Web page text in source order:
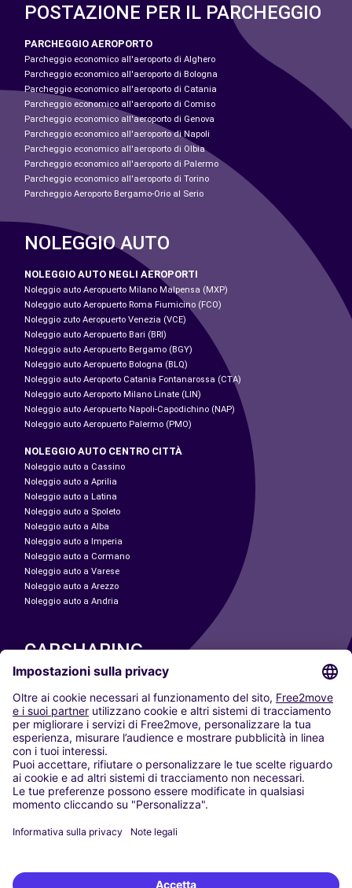
POSTAZIONE PER IL PARCHEGGIO
PARCHEGGIO AEROPORTO
Parcheggio economico all'aeroporto di Alghero
Parcheggio economico all'aeroporto di Bologna
Parcheggio economico all'aeroporto di Catania
Parcheggio economico all'aeroporto di Comiso
Parcheggio economico all'aeroporto di Genova
Parcheggio economico all'aeroporto di Napoli
Parcheggio economico all'aeroporto di Olbia
Parcheggio economico all'aeroporto di Palermo
Parcheggio economico all'aeroporto di Torino
Parcheggio Aeroporto Bergamo-Orio al Serio
NOLEGGIO AUTO
NOLEGGIO AUTO NEGLI AEROPORTI
Noleggio auto Aeropuerto Milano Malpensa (MXP)
Noleggio auto Aeropuerto Roma Fiumicino (FCO)
Noleggio zuto Aeropuerto Venezia (VCE)
Noleggio auto Aeropuerto Bari (BRI)
Noleggio auto Aeropuerto Bergamo (BGY)
Noleggio auto Aeropuerto Bologna (BLQ)
Noleggio auto Aeroporto Catania Fontanarossa (CTA)
Noleggio auto Aeroporto Milano Linate (LIN)
Noleggio auto Aeropuerto Napoli-Capodichino (NAP)
Noleggio auto Aeropuerto Palermo (PMO)
NOLEGGIO AUTO CENTRO CITTÀ
Noleggio auto a Cassino
Noleggio auto a Aprilia
Noleggio auto a Latina
Noleggio auto a Spoleto
Noleggio auto a Alba
Noleggio auto a Imperia
Noleggio auto a Cormano
Noleggio auto a Varese
Noleggio auto a Arezzo
Noleggio auto a Andria
CARSHARING
LE NOSTRE CITTÀ
Paris
Madrid
Washington DC
Milano
Roma
Torino
Vienna
Berlino
Düsseldorf